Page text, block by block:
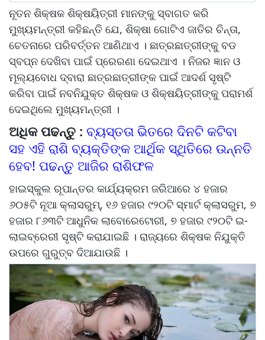
ନୂତନ ଶିକ୍ଷକ ଶିକ୍ଷୟିତ୍ରୀ ମାନଙ୍କୁ ସ୍ବାଗତ କରି
ମୁଖ୍ୟମନ୍ତ୍ରୀ କହିଛନ୍ତି ଯେ, ଶିକ୍ଷା ଗୋଟିଏ ଜାତିର ଚିନ୍ତା,
ଚେତନାରେ ପରିବର୍ତ୍ତନ ଆଣିଥାଏ । ଛାତ୍ରଛାତ୍ରୀଙ୍କୁ ବଡ
ସ୍ବପ୍ନ ଦେଖିବା ପାଇଁ ପ୍ରେରଣା ଦେଇଥାଏ । ନିଜର ଜ୍ଞାନ ଓ
ମୂଲ୍ୟବୋଧ ଦ୍ବାରା ଛାତ୍ରଛାତ୍ରୀଙ୍କ ପାଇଁ ଆଦର୍ଶ ସୃଷ୍ଟି
କରିବା ପାଇଁ ନବନିଯୁକ୍ତ ଶିକ୍ଷକ ଓ ଶିକ୍ଷୟିତ୍ରୀଙ୍କୁ ପରାମର୍ଶ
ଦେଇଥିଲେ ମୁଖ୍ୟମନ୍ତ୍ରୀ ।
ଅଧିକ ପଢନ୍ତୁ : ବ୍ୟସ୍ତତା ଭିତରେ ଦିନଟି କଟିବା
ସହ ଏହି ରାଶି ବ୍ୟକ୍ତିଙ୍କ ଆର୍ଥିକ ସ୍ଥିତିରେ ଉନ୍ନତି
ହେବ! ପଢନ୍ତୁ ଆଜିର ରାଶିଫଳ
ହାଇସ୍କୁଲ ରୂପାନ୍ତର କାର୍ଯ୍ୟକ୍ରମ ଜରିଆରେ ୪ ହଜାର
୬୦୫ଟି ନୂଆ କ୍ଲାସରୁମ୍, ୧୬ ହଜାର ୯୨୦ଟି ସ୍ମାର୍ଟ କ୍ଲାସରୁମ, ୭
ହଜାର ୮୬୩ଟି ଆଧୁନିକ ଲାବୋରେଟୋରୀ, ୭ ହଜାର ୯୨୦ଟି ଇ-
ଲାଇବ୍ରେରୀ ସୃଷ୍ଟି କରାଯାଇଛି । ରାଜ୍ୟରେ ଶିକ୍ଷକ ନିଯୁକ୍ତି
ଉପରେ ଗୁରୁତ୍ବ ଦିଆଯାଉଛି ।